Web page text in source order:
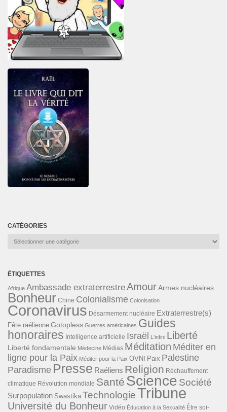
CATÉGORIES
Catégories
ÉTIQUETTES
Afrique Ambassade extraterrestreAmourArmes nucléaires
Bonheur Chine Colonialisme Colonisation
Coronavirus Désarmement nucléaire Extraterrestre(s)
Fête raélienne Gotopless Guerres américaines Guides
honoraires Intelligence artificielle Israël L'infini Liberté
Liberté fondamentale Médecine Médias Méditation Méditer en
ligne pour la Paix Méditer pour la Paix OVNI Paix Palestine
Paradisme Presse Raéliens Religion Réchauffement
climatique Révolution mondiale Santé Science Société
Surpopulation Swastika TechnologieTribune
Université du Bonheur Vidéo Éducation à la Sexualité Être soi-